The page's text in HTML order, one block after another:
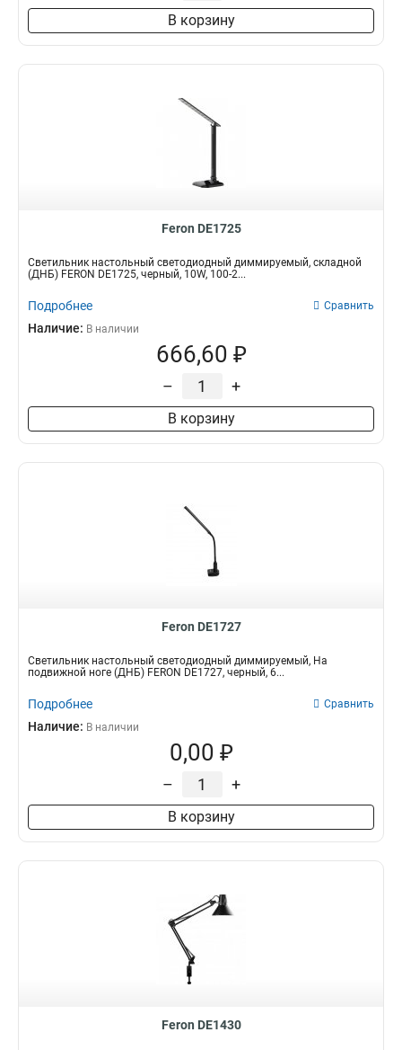
В корзину
Feron DE1725
Светильник настольный светодиодный диммируемый, складной
(ДНБ) FERON DE1725, черный, 10W, 100-2...
Подробнее Сравнить
Наличие: В наличии
666,60 ₽
– +
В корзину
Feron DE1727
Светильник настольный светодиодный диммируемый, На
подвижной ноге (ДНБ) FERON DE1727, черный, 6...
Подробнее Сравнить
Наличие: В наличии
0,00 ₽
– +
В корзину
Feron DE1430